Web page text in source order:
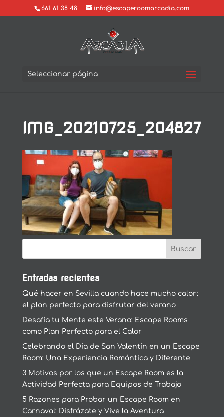
661 61 38 48 info@escaperoomarcadia.com
Seleccionar página
IMG_20210725_204827
Entradas recientes
Qué hacer en Sevilla cuando hace mucho calor:
el plan perfecto para disfrutar del verano
Desafía tu Mente este Verano: Escape Rooms
como Plan Perfecto para el Calor
Celebrando el Día de San Valentín en un Escape
Room: Una Experiencia Romántica y Diferente
3 Motivos por los que un Escape Room es la
Actividad Perfecta para Equipos de Trabajo
5 Razones para Probar un Escape Room en
Carnaval: Disfrázate y Vive la Aventura